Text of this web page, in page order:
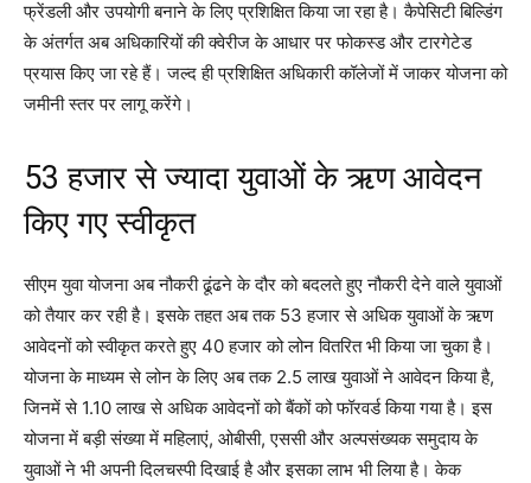
फ्रेंडली और उपयोगी बनाने के लिए प्रशिक्षित किया जा रहा है। कैपेसिटी बिल्डिंग
के अंतर्गत अब अधिकारियों की क्वेरीज के आधार पर फोकस्ड और टारगेटेड
प्रयास किए जा रहे हैं। जल्द ही प्रशिक्षित अधिकारी कॉलेजों में जाकर योजना को
जमीनी स्तर पर लागू करेंगे।
53 हजार से ज्यादा युवाओं के ऋण आवेदन
किए गए स्वीकृत
सीएम युवा योजना अब नौकरी ढूंढने के दौर को बदलते हुए नौकरी देने वाले युवाओं
को तैयार कर रही है। इसके तहत अब तक 53 हजार से अधिक युवाओं के ऋण
आवेदनों को स्वीकृत करते हुए 40 हजार को लोन वितरित भी किया जा चुका है।
योजना के माध्यम से लोन के लिए अब तक 2.5 लाख युवाओं ने आवेदन किया है,
जिनमें से 1.10 लाख से अधिक आवेदनों को बैंकों को फॉरवर्ड किया गया है। इस
योजना में बड़ी संख्या में महिलाएं, ओबीसी, एससी और अल्पसंख्यक समुदाय के
युवाओं ने भी अपनी दिलचस्पी दिखाई है और इसका लाभ भी लिया है। केक